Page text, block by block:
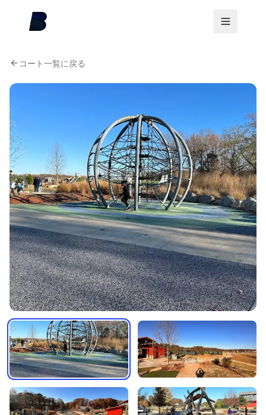
コート一覧に戻る